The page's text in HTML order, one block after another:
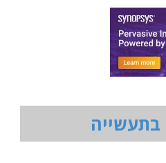
בתעשייה